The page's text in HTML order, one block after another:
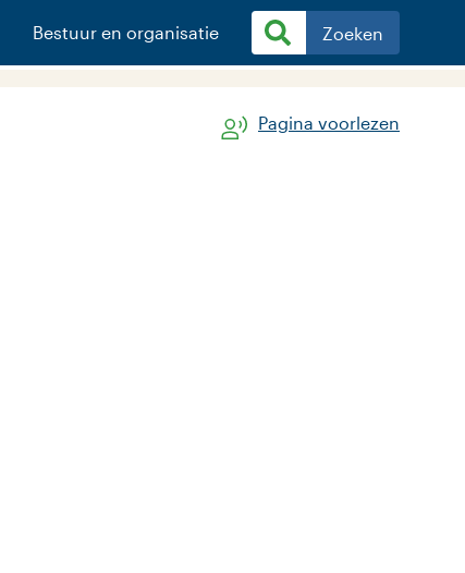
Bestuur en organisatie Zoeken
Pagina voorlezen